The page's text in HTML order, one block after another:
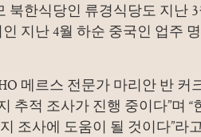
북한식당인 류경식당도 지난
지난 4월 하순 중국인 업주
메르스 전문가 마리안 반 커
추적 조사가 진행 중이다”며
조사에 도움이 될 것이다”라